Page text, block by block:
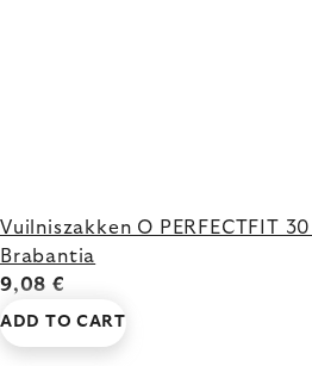
Vuilniszakken O PERFECTFIT
Brabantia
9,08 €
ADD TO CART